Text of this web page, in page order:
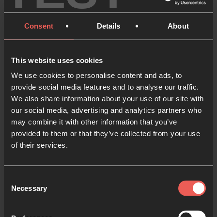
Consent Details About
This website uses cookies
We use cookies to personalise content and ads, to
provide social media features and to analyse our traffic.
We also share information about your use of our site with
our social media, advertising and analytics partners who
may combine it with other information that you’ve
provided to them or that they’ve collected from your use
of their services.
Selection
Necessary
paz y tu amorosa presencia estén a nuestro
alrededor y dentro de nosotros. Eres el Príncipe de
Gracias porque no eres distante. Eres Emanuel, Dios
con nosotros.
Mientras nos acercamos a la celebración de tu
nacimiento, Jesús, hoy esperamos en ti. Tú eres el
Dios que vino a nuestro mundo a salvar.
Emanuel, estás con nosotros.